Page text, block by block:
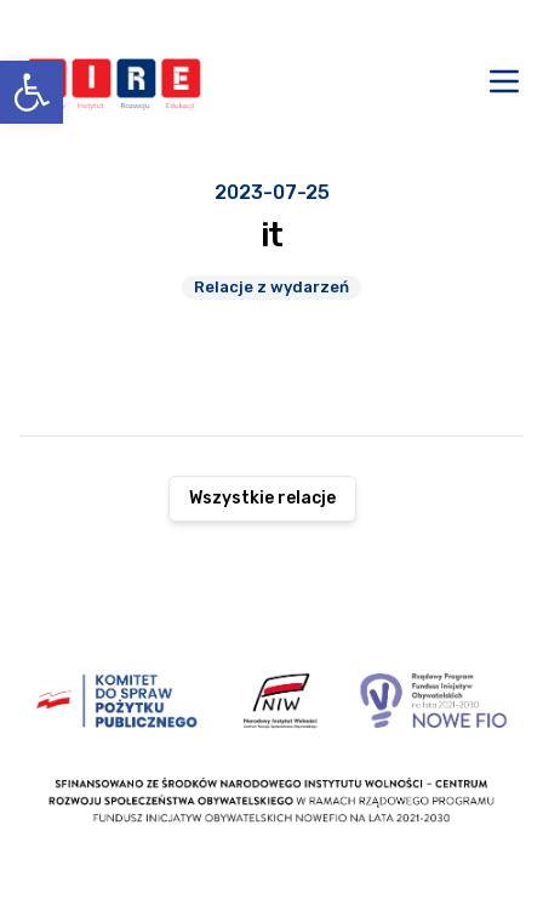
Otwórz pasek narzędzi
content
2023-07-25
it
Relacje z wydarzeń
Wszystkie relacje